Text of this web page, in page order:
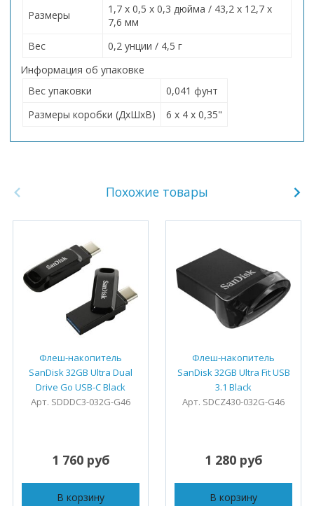
Размеры
1,7 x 0,5 x 0,3 дюйма / 43,2 x 12,7 x
7,6 мм
Вес
0,2 унции / 4,5 г
Информация об упаковке
Вес упаковки
0,041 фунт
Размеры коробки (ДхШхВ)
6 x 4 x 0,35"
Похожие товары
Флеш-накопитель
SanDisk 32GB Ultra Dual
Drive Go USB-C Black
Арт. SDDDC3-032G-G46
1 760 руб
В корзину
Флеш-накопитель
SanDisk 32GB Ultra Fit USB
3.1 Black
Арт. SDCZ430-032G-G46
1 280 руб
В корзину